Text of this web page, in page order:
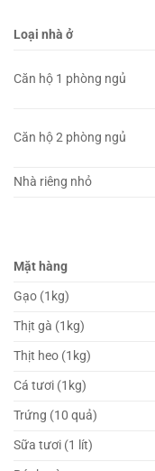
Loại nhà ở
Căn hộ 1 phòng ngủ
Căn hộ 2 phòng ngủ
Nhà riêng nhỏ
Mặt hàng
Gạo (1kg)
Thịt gà (1kg)
Thịt heo (1kg)
Cá tươi (1kg)
Trứng (10 quả)
Sữa tươi (1 lít)